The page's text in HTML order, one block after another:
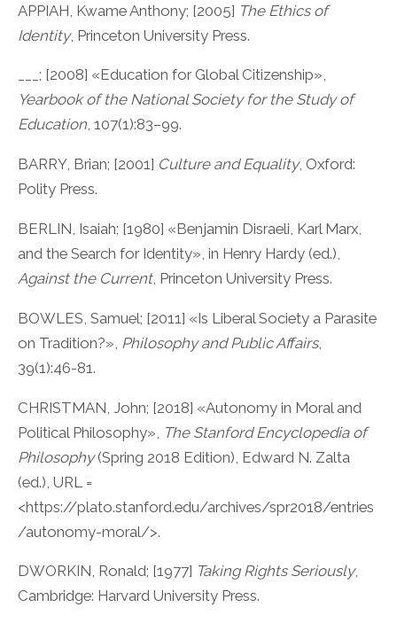
APPIAH, Kwame Anthony; [2005] The Ethics of
Identity, Princeton University Press.
___; [2008] «Education for Global Citizenship»,
Yearbook of the National Society for the Study of
Education, 107(1):83–99.
BARRY, Brian; [2001] Culture and Equality, Oxford:
Polity Press.
BERLIN, Isaiah; [1980] «Benjamin Disraeli, Karl Marx,
and the Search for Identity», in Henry Hardy (ed.),
Against the Current, Princeton University Press.
BOWLES, Samuel; [2011] «Is Liberal Society a Parasite
on Tradition?», Philosophy and Public Affairs,
39(1):46-81.
CHRISTMAN, John; [2018] «Autonomy in Moral and
Political Philosophy», The Stanford Encyclopedia of
Philosophy(Spring 2018 Edition), Edward N. Zalta
(ed.), URL =
<https://plato.stanford.edu/archives/spr2018/entries
/autonomy-moral/>.
DWORKIN, Ronald; [1977] Taking Rights Seriously,
Cambridge: Harvard University Press.